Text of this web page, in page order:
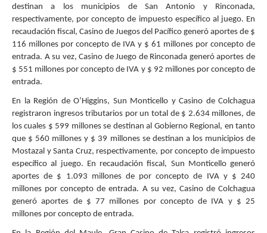
destinan a los municipios de San Antonio y Rinconada,
respectivamente, por concepto de impuesto específico al juego. En
recaudación fiscal, Casino de Juegos del Pacífico generó aportes de $
116 millones por concepto de IVA y $ 61 millones por concepto de
entrada. A su vez, Casino de Juego de Rinconada generó aportes de
$ 551 millones por concepto de IVA y $ 92 millones por concepto de
entrada.
En la Región de O’Higgins, Sun Monticello y Casino de Colchagua
registraron ingresos tributarios por un total de $ 2.634 millones, de
los cuales $ 599 millones se destinan al Gobierno Regional, en tanto
que $ 560 millones y $ 39 millones se destinan a los municipios de
Mostazal y Santa Cruz, respectivamente, por concepto de impuesto
específico al juego. En recaudación fiscal, Sun Monticello generó
aportes de $ 1.093 millones de por concepto de IVA y $ 240
millones por concepto de entrada. A su vez, Casino de Colchagua
generó aportes de $ 77 millones por concepto de IVA y $ 25
millones por concepto de entrada.